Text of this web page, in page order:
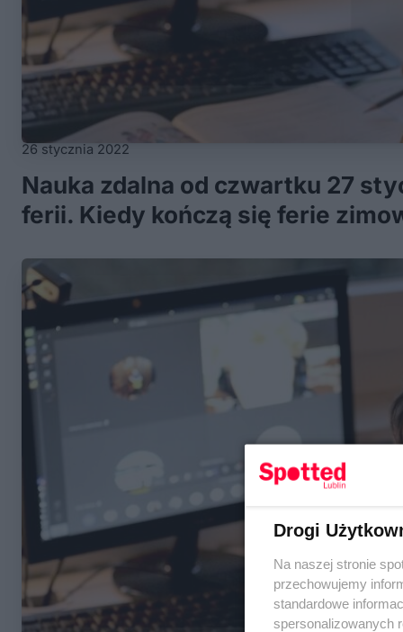
26 stycznia 2022
Nauka zdalna od czwartku 27
ferii. Kiedy kończą się ferie
Drogi
Na naszej stronie
przechowujemy
standardowe
spersonalizowanych